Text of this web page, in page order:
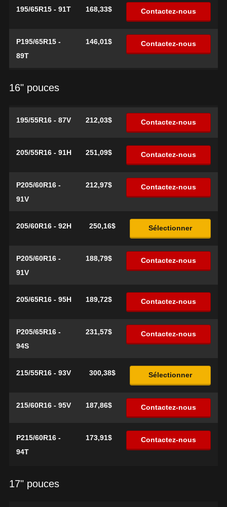
195/65R15 - 91T 168,33$ Contactez-nous
P195/65R15 -
89T
146,01$ Contactez-nous
16" pouces
195/55R16 - 87V 212,03$ Contactez-nous
205/55R16 - 91H 251,09$ Contactez-nous
P205/60R16 -
91V
212,97$ Contactez-nous
205/60R16 - 92H 250,16$ Sélectionner
P205/60R16 -
91V
188,79$ Contactez-nous
205/65R16 - 95H 189,72$ Contactez-nous
P205/65R16 -
94S
231,57$ Contactez-nous
215/55R16 - 93V 300,38$ Sélectionner
215/60R16 - 95V 187,86$ Contactez-nous
P215/60R16 -
94T
173,91$ Contactez-nous
17" pouces